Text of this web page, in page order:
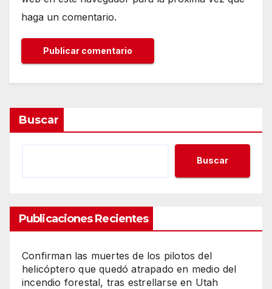
haga un comentario.
Buscar
Buscar
Publicaciones Recientes
Confirman las muertes de los pilotos del
helicóptero que quedó atrapado en medio del
incendio forestal, tras estrellarse en Utah